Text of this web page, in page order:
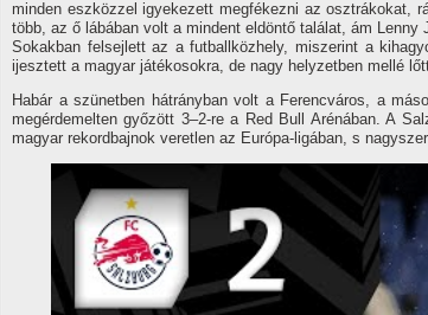
minden eszközzel igyekezett megfékezni az osztrákokat,
több, az ő lábában volt a mindent eldöntő találat, ám
Sokakban felsejlett az a futballközhely, miszerint a
ijesztett a magyar játékosokra, de nagy helyzetben mellé
Habár a szünetben hátrányban volt a Ferencváros, a
megérdemelten győzött 3–2-re a Red Bull Arénában. A
magyar rekordbajnok veretlen az Európa-ligában, s